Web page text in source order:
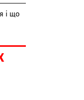
і що